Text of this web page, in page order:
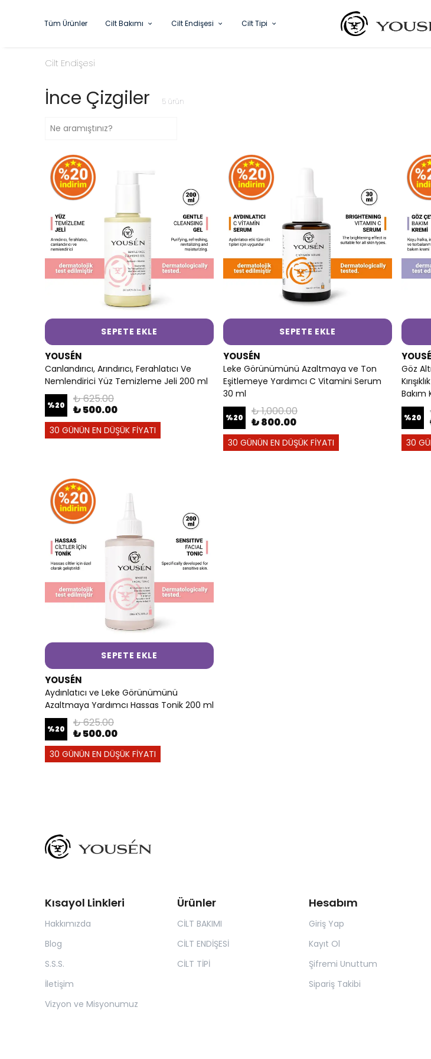
Tüm Ürünler Cilt Bakımı Cilt Endişesi Cilt Tipi
Cilt Endişesi
İnce Çizgiler 5 ürün
SEPETE EKLE
YOUSÉN
Canlandırıcı, Arındırıcı, Ferahlatıcı Ve
Nemlendirici Yüz Temizleme Jeli 200 ml
%20
₺ 625.00
₺ 500.00
30 GÜNÜN EN DÜŞÜK FİYATI
SEPETE EKLE
YOUSÉN
Leke Görünümünü Azaltmaya ve Ton
Eşitlemeye Yardımcı C Vitamini Serum
30 ml
%20
₺ 1,000.00
₺ 800.00
30 GÜNÜN EN DÜŞÜK FİYATI
Göz
Bakım
%20
30
SEPETE EKLE
YOUSÉN
Aydınlatıcı ve Leke Görünümünü
Azaltmaya Yardımcı Hassas Tonik 200 ml
%20
₺ 625.00
₺ 500.00
30 GÜNÜN EN DÜŞÜK FİYATI
Kısayol Linkleri
Hakkımızda
Blog
S.S.S.
İletişim
Vizyon ve Misyonumuz
Ürünler
CİLT BAKIMI
CİLT ENDİŞESİ
CİLT TİPİ
Hesabım
Giriş Yap
Kayıt Ol
Şifremi Unuttum
Sipariş Takibi